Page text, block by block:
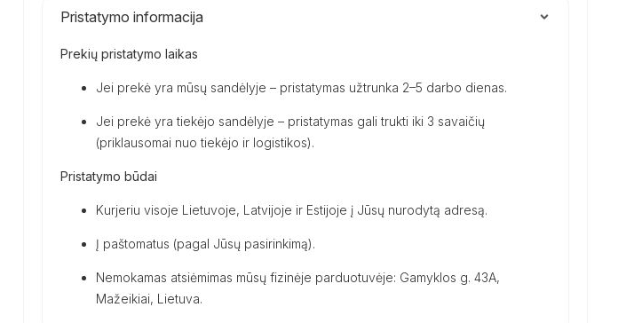
Pristatymo informacija
Prekių pristatymo laikas
Jei prekė yra mūsų sandėlyje – pristatymas užtrunka 2–5 darbo dienas.
Jei prekė yra tiekėjo sandėlyje – pristatymas gali trukti iki 3 savaičių
(priklausomai nuo tiekėjo ir logistikos).
Pristatymo būdai
Kurjeriu visoje Lietuvoje, Latvijoje ir Estijoje į Jūsų nurodytą adresą.
Į paštomatus (pagal Jūsų pasirinkimą).
Nemokamas atsiėmimas mūsų fizinėje parduotuvėje: Gamyklos g. 43A,
Mažeikiai, Lietuva.